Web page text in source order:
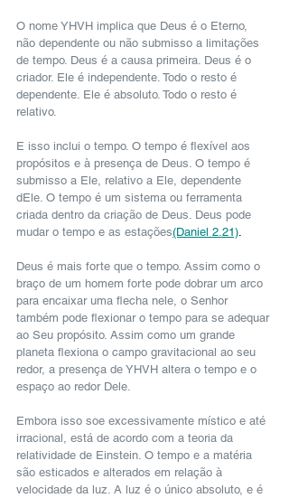
O nome YHVH implica que Deus é o Eterno,
não dependente ou não submisso a limitações
de tempo. Deus é a causa primeira. Deus é o
criador. Ele é independente. Todo o resto é
dependente. Ele é absoluto. Todo o resto é
relativo.
E isso inclui o tempo. O tempo é flexível aos
propósitos e à presença de Deus. O tempo é
submisso a Ele, relativo a Ele, dependente
dEle. O tempo é um sistema ou ferramenta
criada dentro da criação de Deus. Deus pode
mudar o tempo e as estações(Daniel 2.21).
Deus é mais forte que o tempo. Assim como o
braço de um homem forte pode dobrar um arco
para encaixar uma flecha nele, o Senhor
também pode flexionar o tempo para se adequar
ao Seu propósito. Assim como um grande
planeta flexiona o campo gravitacional ao seu
redor, a presença de YHVH altera o tempo e o
espaço ao redor Dele.
Embora isso soe excessivamente místico e até
irracional, está de acordo com a teoria da
relatividade de Einstein. O tempo e a matéria
são esticados e alterados em relação à
velocidade da luz. A luz é o único absoluto, e é